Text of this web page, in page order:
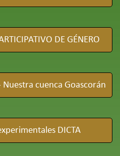
DE GÉNERO
cuenca Goascorán
DICTA